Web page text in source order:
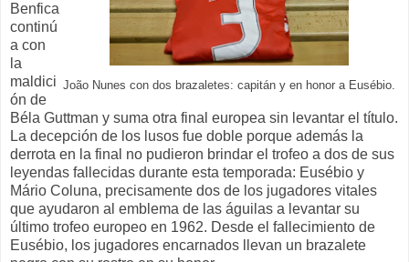
João Nunes con dos brazaletes: capitán y en honor a Eusébio.
Benfica
continú
a con
la
maldici
ón de
Béla Guttman y suma otra final europea sin levantar el título.
La decepción de los lusos fue doble porque además la
derrota en la final no pudieron brindar el trofeo a dos de sus
leyendas fallecidas durante esta temporada: Eusébio y
Mário Coluna, precisamente dos de los jugadores vitales
que ayudaron al emblema de las águilas a levantar su
último trofeo europeo en 1962. Desde el fallecimiento de
Eusébio, los jugadores encarnados llevan un brazalete